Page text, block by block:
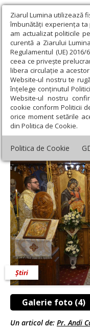
Ziarul Lumina utilizează
îmbunătăți experiența ta
am actualizat politicile
curentă a Ziarului
Regulamentul (UE)
ceea ce privește
libera circulație a
Website-ul nostru te
înțelege conținutul
Website-ul nostru
cookie conform Politicii
orice moment setările
din Politica de Cookie.
Politica de Cookie
Ziarul Lumina ›
comunitatea de
Sărbătoare în
parohiei
Galerie foto (4)
Știri
Un articol de: Pr. Andi